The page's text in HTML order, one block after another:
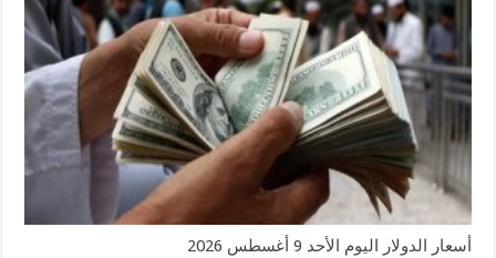
أسعار الدولار اليوم الأحد 9 أغسطس 2026